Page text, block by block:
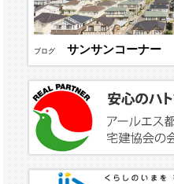
ブログ サンサンコーナー